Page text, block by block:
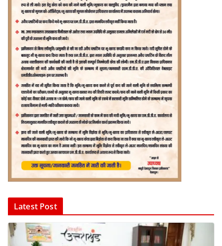
Latest Post